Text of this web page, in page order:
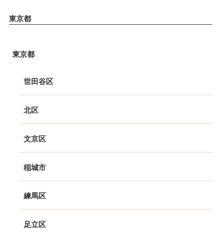
東京都
東京都
世田谷区
北区
文京区
稲城市
練馬区
足立区